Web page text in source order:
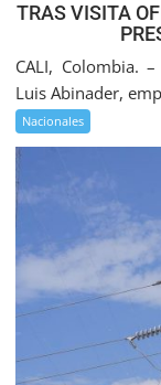
TRAS VISITA
CALI, Colombia.
Luis Abinader,
Nacionales